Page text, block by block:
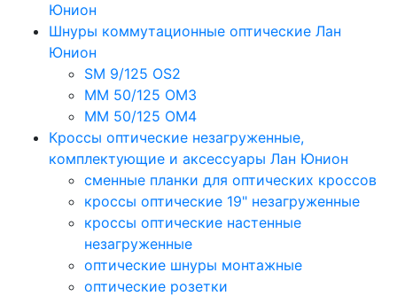
Юнион
Шнуры коммутационные оптические Лан
Юнион
SM 9/125 OS2
MM 50/125 OM3
MM 50/125 OM4
Кроссы оптические незагруженные,
комплектующие и аксессуары Лан Юнион
сменные планки для оптических кроссов
кроссы оптические 19" незагруженные
кроссы оптические настенные
незагруженные
оптические шнуры монтажные
оптические розетки